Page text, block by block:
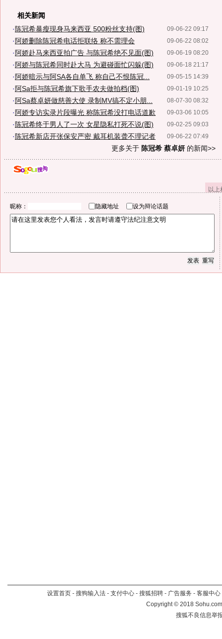
相关新闻
09-06-22 09:17
· 陈冠希暴瘦现身马来西亚 500粉丝支持(图)
09-06-22 08:02
· 阿娇删除陈冠希电话拒联络 称不需理会
09-06-19 08:20
· 阿娇赴马来西亚拍广告 与陈冠希绝不见面(图)
09-06-18 21:17
· 阿娇与陈冠希同时赴大马 为避碰面忙闪躲(图)
09-05-15 14:39
· 阿娇暗示与阿SA各自单飞 称自己不恨陈冠...
09-01-19 10:25
· 阿Sa拒与陈冠希旗下歌手农夫做拍档(图)
08-07-30 08:32
· 阿Sa蔡卓妍做慈善大使 录制MV搞不定小朋...
09-03-06 10:05
· 阿娇专访实录片段曝光 称陈冠希没打电话道歉
09-02-25 09:03
· 陈冠希终于男人了一次 女星隐私打死不说(图)
09-06-22 07:49
· 陈冠希新店开张保安严密 戴耳机装聋不理记者
更多关于 陈冠希 蔡卓妍的新闻>>
以
昵称： 隐藏地址 设为辩论话题
设置首页 - 搜狗输入法 - 支付中心 - 搜狐招聘 - 广告服务 - 客服中心
Copyright©2018
搜狐不良信息举